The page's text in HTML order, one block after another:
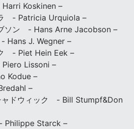
Koskinen –
- Patricia Urquiola –
ソン - Hans Arne Jacobson –
Hans J. Wegner –
- Piet Hein Eek –
Lissoni –
Kodue –
–
ャドウィック - Bill Stumpf&Don
Philippe Starck –